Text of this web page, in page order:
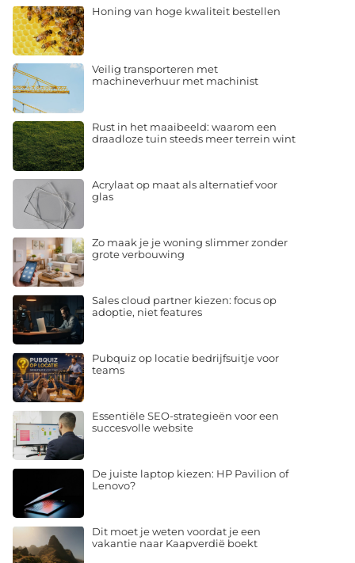
Honing van hoge kwaliteit bestellen
Veilig transporteren met
machineverhuur met machinist
Rust in het maaibeeld: waarom een
draadloze tuin steeds meer terrein wint
Acrylaat op maat als alternatief voor
glas
Zo maak je je woning slimmer zonder
grote verbouwing
Sales cloud partner kiezen: focus op
adoptie, niet features
Pubquiz op locatie bedrijfsuitje voor
teams
Essentiële SEO-strategieën voor een
succesvolle website
De juiste laptop kiezen: HP Pavilion of
Lenovo?
Dit moet je weten voordat je een
vakantie naar Kaapverdië boekt